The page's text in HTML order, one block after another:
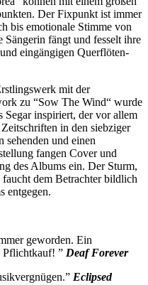
Der Fixpunkt ist immer
bis emotionale Stimme von
fängt und fesselt ihre
eingängigen Querflöten-
mit der
zu “Sow The Wind“ wurde
inspiriert, der vor allem
in den siebziger
sehenden und einen
fangen Cover und
des Albums ein. Der Sturm,
dem Betrachter bildlich
entgegen.
geworden. Ein
Pflichtkauf! ” Deaf Forever
Eclipsed